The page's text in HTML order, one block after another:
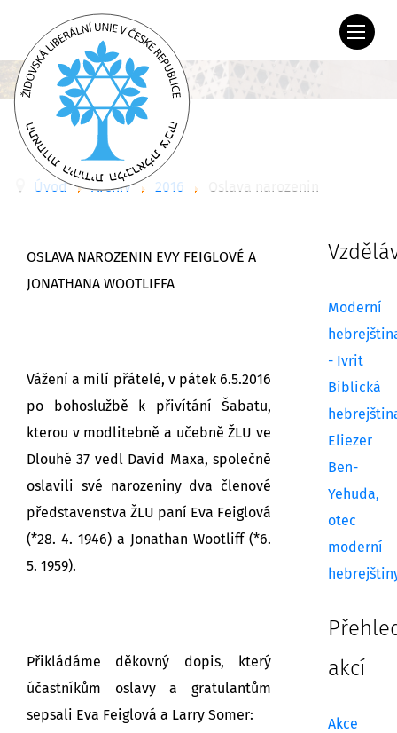
Úvod Archiv 2016 Oslava narozenin
OSLAVA NAROZENIN EVY FEIGLOVÉ A
JONATHANA WOOTLIFFA
Vážení a milí přátelé, v pátek 6.5.2016
po bohoslužbě k přivítání Šabatu,
kterou v modlitebně a učebně ŽLU ve
Dlouhé 37 vedl David Maxa, společně
oslavili své narozeniny dva členové
představenstva ŽLU paní Eva Feiglová
(*28. 4. 1946) a Jonathan Wootliff (*6.
5. 1959).
Přikládáme děkovný dopis, který
účastníkům oslavy a gratulantům
sepsali Eva Feiglová a Larry Somer:
Moderní
- Ivrit
Biblická
Eliezer
Ben-
Yehuda,
otec
moderní
akcí
Akce